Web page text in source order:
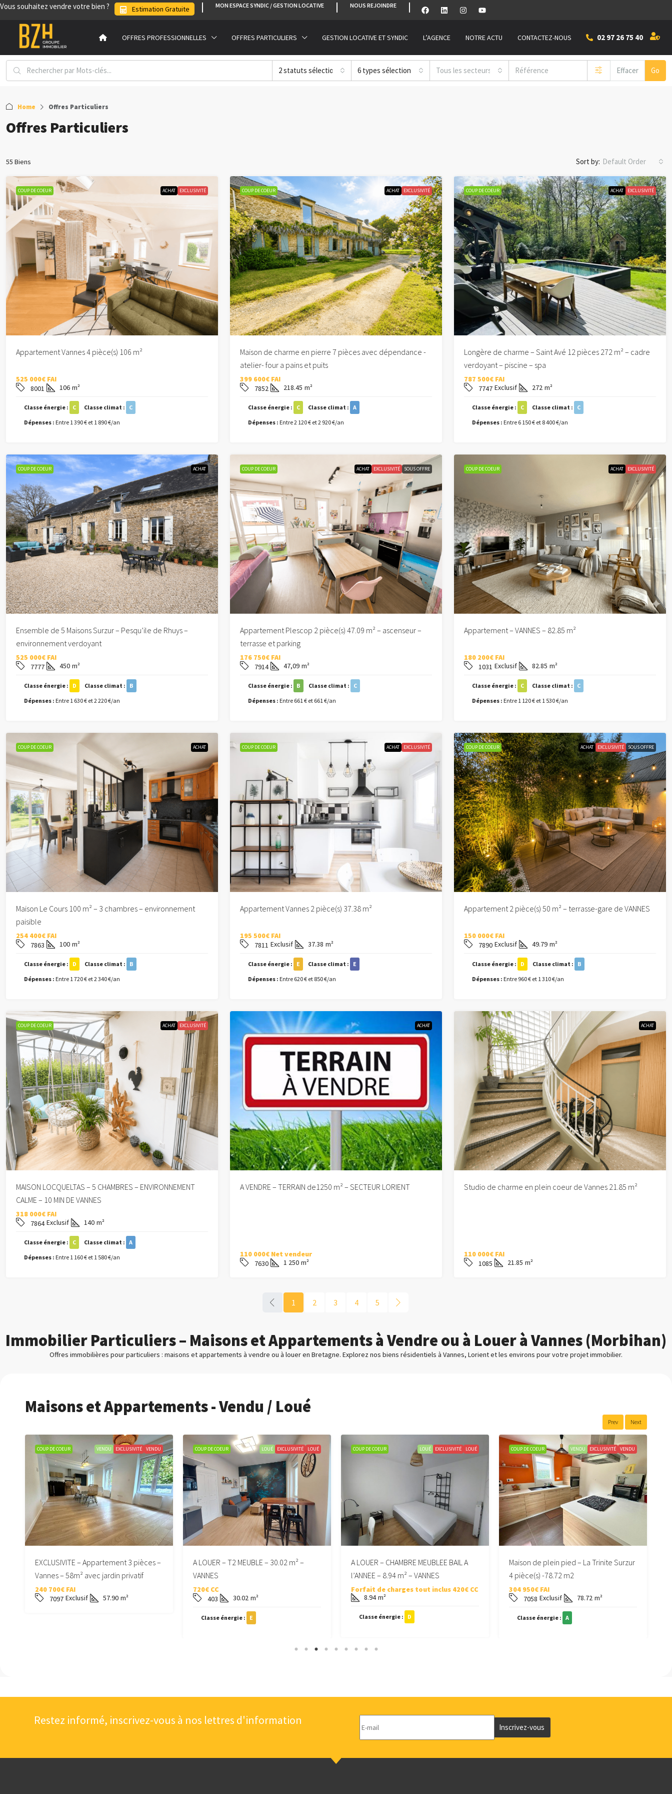
Vous souhaitez vendre votre bien ? Estimation Gratuite MON ESPACE SYNDIC / GESTION LOCATIVE NOUS REJOINDRE
OFFRES PROFESSIONNELLES OFFRES PARTICULIERS GESTION LOCATIVE ET SYNDIC L’AGENCE NOTRE ACTU CONTACTEZ-NOUS 02 97 26 75 40
2 statuts sélectionnés 6 types sélectionnés Tous les secteurs Effacer Go
Home Offres Particuliers
Offres Particuliers
55 Biens Sort by: Default Order
COUP DE COEUR ACHAT EXCLUSIVITÉ
Appartement Vannes 4 pièce(s) 106 m²
525 000€ FAI
8001
106 m²
Classe énergie : C Classe climat :
C
Dépenses : Entre 1 390 € et 1 890 €/an
COUP DE COEUR ACHAT EXCLUSIVITÉ
Maison de charme en pierre 7 pièces avec dépendance -
atelier- four a pains et puits
399 600€ FAI
7852
218.45 m²
Classe énergie : C Classe climat : A
Dépenses : Entre 2 120 € et 2 920 €/an
COUP DE COEUR ACHAT EXCLUSIVITÉ
Longère de charme – Saint Avé 12 pièces 272 m² – cadre
verdoyant – piscine – spa
787 500€ FAI
7747 Exclusif 272 m²
Classe énergie : C Classe climat :
C
Dépenses : Entre 6 150 € et 8 400 €/an
COUP DE COEUR ACHAT
Ensemble de 5 Maisons Surzur – Pesqu’ile de Rhuys –
environnement verdoyant
525 000€ FAI
7777
450 m²
Classe énergie : D Classe climat :
B
Dépenses : Entre 1 630 € et 2 220 €/an
COUP DE COEUR ACHAT EXCLUSIVITÉ SOUS OFFRE
Appartement Plescop 2 pièce(s) 47.09 m² – ascenseur –
terrasse et parking
176 750€ FAI
7914
47,09 m²
Classe énergie : B Classe climat :
C
Dépenses : Entre 661 € et 661 €/an
COUP DE COEUR ACHAT EXCLUSIVITÉ
Appartement – VANNES – 82.85 m²
180 200€ FAI
1031 Exclusif 82.85 m²
Classe énergie : C Classe climat :
C
Dépenses : Entre 1 120 € et 1 530 €/an
COUP DE COEUR ACHAT
Maison Le Cours 100 m² – 3 chambres – environnement
paisible
254 400€ FAI
7863
100 m²
Classe énergie : D Classe climat :
B
Dépenses : Entre 1 720 € et 2 340 €/an
COUP DE COEUR ACHAT EXCLUSIVITÉ
Appartement Vannes 2 pièce(s) 37.38 m²
195 500€ FAI
7811 Exclusif 37.38 m²
Classe énergie : E Classe climat :
E
Dépenses : Entre 620 € et 850 €/an
COUP DE COEUR ACHAT EXCLUSIVITÉ SOUS OFFRE
Appartement 2 pièce(s) 50 m² – terrasse-gare de VANNES
150 000€ FAI
7890 Exclusif 49.79 m²
Classe énergie : D Classe climat :
B
Dépenses : Entre 960 € et 1 310 €/an
COUP DE COEUR ACHAT EXCLUSIVITÉ
MAISON LOCQUELTAS – 5 CHAMBRES – ENVIRONNEMENT
CALME – 10 MIN DE VANNES
318 000€ FAI
7864 Exclusif 140 m²
Classe énergie : C Classe climat : A
Dépenses : Entre 1 160 € et 1 580 €/an
ACHAT
A VENDRE – TERRAIN de1250 m² – SECTEUR LORIENT
110 000€ Net vendeur
7630
1 250 m²
ACHAT
Studio de charme en plein coeur de Vannes 21.85 m²
110 000€ FAI
1085
21.85 m²
1 2 3 4 5
Immobilier Particuliers – Maisons et Appartements à Vendre ou à Louer à Vannes (Morbihan)
Offres immobilières pour particuliers : maisons et appartements à vendre ou à louer en Bretagne. Explorez nos biens résidentiels à Vannes, Lorient et les environs pour votre projet immobilier.
Maisons et Appartements - Vendu / Loué
Prev Next
COUP DE COEUR VENDU EXCLUSIVITÉ VENDU
EXCLUSIVITE – Appartement 3 pièces –
Vannes – 58m² avec jardin privatif
240 700€ FAI
7097 Exclusif 57.90 m²
COUP DE COEUR LOUÉ EXCLUSIVITÉ LOUÉ
A LOUER – T2 MEUBLE – 30.02 m² –
VANNES
720€ CC
403
30.02 m²
Classe énergie : E
COUP DE COEUR LOUÉ EXCLUSIVITÉ LOUÉ
A LOUER – CHAMBRE MEUBLEE BAIL A
l’ANNEE – 8.94 m² – VANNES
Forfait de charges tout inclus 420€ CC
8.94 m²
Classe énergie : D
COUP DE COEUR VENDU EXCLUSIVITÉ VENDU
Maison de plein pied – La Trinite Surzur
4 pièce(s) -78.72 m2
304 950€ FAI
7058 Exclusif 78.72 m²
Classe énergie : A
Restez informé, inscrivez-vous à nos lettres d'information
Inscrivez-vous